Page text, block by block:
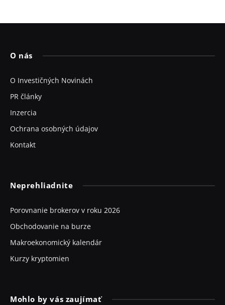
O nás
O Investičných Novinách
PR články
Inzercia
Ochrana osobných údajov
Kontakt
Neprehliadnite
Porovnanie brokerov v roku 2026
Obchodovanie na burze
Makroekonomický kalendár
Kurzy kryptomien
Mohlo by vás zaujímať